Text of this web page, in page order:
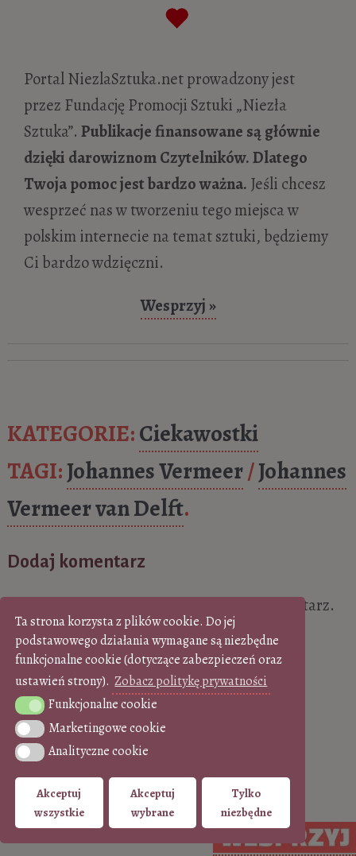
Ta strona korzysta z plików cookie. Do jej
podstawowego działania wymagane są niezbędne
funkcjonalne cookie (dotyczące zabezpieczeń oraz
ustawień strony). Zobacz politykę prywatności
Funkcjonalne cookie
Funkcjonalne cookie
Marketingowe cookie
Marketingowe cookie
Analityczne cookie
Analityczne cookie
Akceptuj
wszystkie
Akceptuj
wybrane
Tylko
niezbędne
Portal NiezlaSztuka.net prowadzony jest
przez Fundację Promocji Sztuki „Niezła
Sztuka”.Publikacje finansowane są głównie
dzięki darowiznom Czytelników. Dlatego
Twoja pomoc jest bardzo ważna. Jeśli chcesz
wesprzeć nas w tworzeniu tego miejsca w
polskim internecie na temat sztuki, będziemy
Ci bardzo wdzięczni.
Wesprzyj »
KATEGORIE:Ciekawostki
TAGI:Johannes Vermeer/Johannes
Vermeer van Delft.
Dodaj komentarz
, aby móc dodać komentarz.